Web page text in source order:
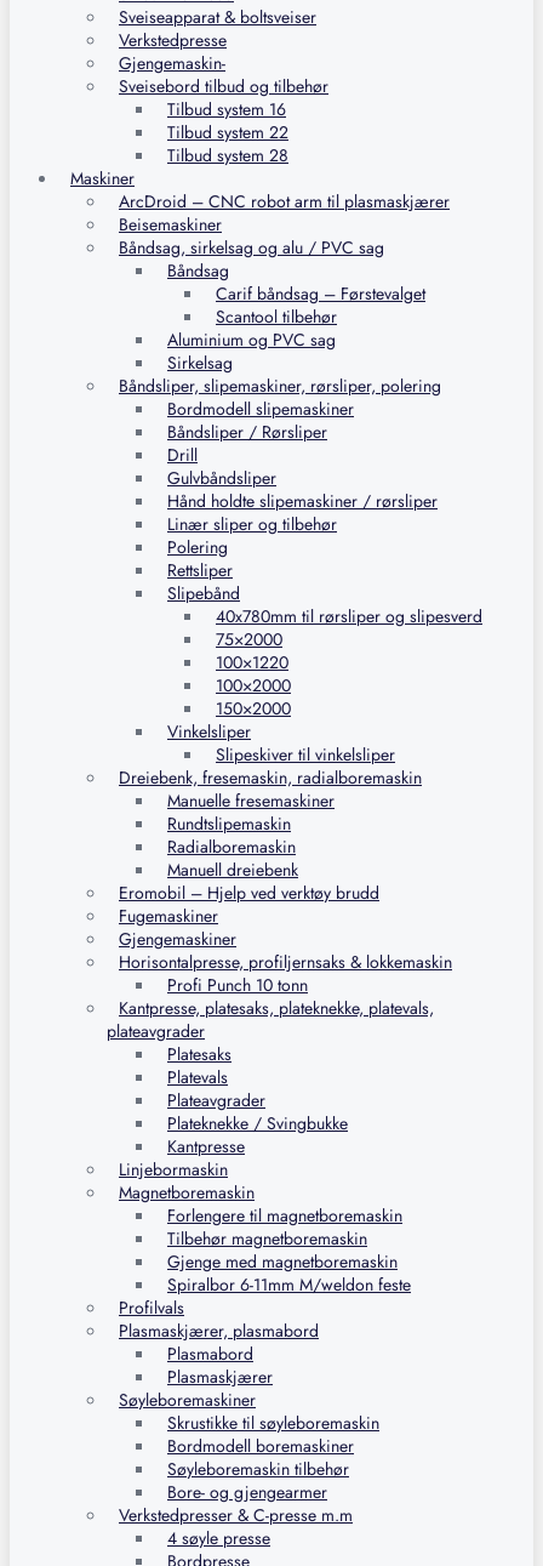
Sveiseapparat & boltsveiser
Verkstedpresse
Gjengemaskin-
Sveisebord tilbud og tilbehør
Tilbud system 16
Tilbud system 22
Tilbud system 28
Maskiner
ArcDroid – CNC robot arm til plasmaskjærer
Beisemaskiner
Båndsag, sirkelsag og alu / PVC sag
Båndsag
Carif båndsag – Førstevalget
Scantool tilbehør
Aluminium og PVC sag
Sirkelsag
Båndsliper, slipemaskiner, rørsliper, polering
Bordmodell slipemaskiner
Båndsliper / Rørsliper
Drill
Gulvbåndsliper
Hånd holdte slipemaskiner / rørsliper
Linær sliper og tilbehør
Polering
Rettsliper
Slipebånd
40x780mm til rørsliper og slipesverd
75×2000
100×1220
100×2000
150×2000
Vinkelsliper
Slipeskiver til vinkelsliper
Dreiebenk, fresemaskin, radialboremaskin
Manuelle fresemaskiner
Rundtslipemaskin
Radialboremaskin
Manuell dreiebenk
Eromobil – Hjelp ved verktøy brudd
Fugemaskiner
Gjengemaskiner
Horisontalpresse, profiljernsaks & lokkemaskin
Profi Punch 10 tonn
Kantpresse, platesaks, plateknekke, platevals,
plateavgrader
Platesaks
Platevals
Plateavgrader
Plateknekke / Svingbukke
Kantpresse
Linjebormaskin
Magnetboremaskin
Forlengere til magnetboremaskin
Tilbehør magnetboremaskin
Gjenge med magnetboremaskin
Spiralbor 6-11mm M/weldon feste
Profilvals
Plasmaskjærer, plasmabord
Plasmabord
Plasmaskjærer
Søyleboremaskiner
Skrustikke til søyleboremaskin
Bordmodell boremaskiner
Søyleboremaskin tilbehør
Bore- og gjengearmer
Verkstedpresser & C-presse m.m
4 søyle presse
Bordpresse